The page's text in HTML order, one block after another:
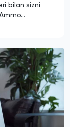
bilan sizni